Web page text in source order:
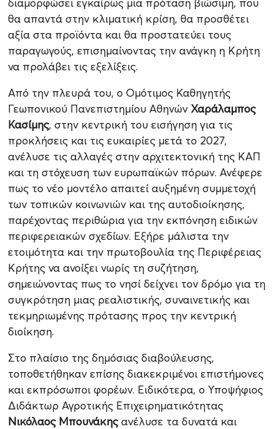
διαμορφώσει εγκαίρως μια πρόταση βιώσιμη, που
θα απαντά στην κλιματική κρίση, θα προσθέτει
αξία στα προϊόντα και θα προστατεύει τους
παραγωγούς, επισημαίνοντας την ανάγκη η Κρήτη
να προλάβει τις εξελίξεις.
Από την πλευρά του, ο Ομότιμος Καθηγητής
Γεωπονικού Πανεπιστημίου Αθηνών Χαράλαμπος
Κασίμης, στην κεντρική του εισήγηση για τις
προκλήσεις και τις ευκαιρίες μετά το 2027,
ανέλυσε τις αλλαγές στην αρχιτεκτονική της ΚΑΠ
και τη στόχευση των ευρωπαϊκών πόρων. Ανέφερε
πως το νέο μοντέλο απαιτεί αυξημένη συμμετοχή
των τοπικών κοινωνιών και της αυτοδιοίκησης,
παρέχοντας περιθώρια για την εκπόνηση ειδικών
περιφερειακών σχεδίων. Εξήρε μάλιστα την
ετοιμότητα και την πρωτοβουλία της Περιφέρειας
Κρήτης να ανοίξει νωρίς τη συζήτηση,
σημειώνοντας πως το νησί δείχνει τον δρόμο για τη
συγκρότηση μιας ρεαλιστικής, συναινετικής και
τεκμηριωμένης πρότασης προς την κεντρική
διοίκηση.
Στο πλαίσιο της δημόσιας διαβούλευσης,
τοποθετήθηκαν επίσης διακεκριμένοι επιστήμονες
και εκπρόσωποι φορέων. Ειδικότερα, ο Υποψήφιος
Διδάκτωρ Αγροτικής Επιχειρηματικότητας
Νικόλαος Μπουνάκηςανέλυσε τα δυνατά και